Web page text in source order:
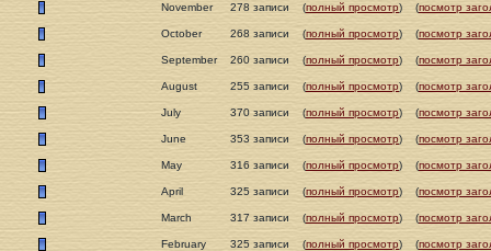
November 278 записи (полный просмотр) (посмотр
October 268 записи (полный просмотр) (посмотр
September 260 записи (полный просмотр) (посмотр
August 255 записи (полный просмотр) (посмотр
July 370 записи (полный просмотр) (посмотр
June 353 записи (полный просмотр) (посмотр
May 316 записи (полный просмотр) (посмотр
April 325 записи (полный просмотр) (посмотр
March 317 записи (полный просмотр) (посмотр
February 325 записи (полный просмотр) (посмотр